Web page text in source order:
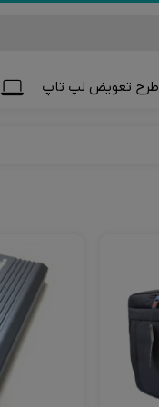
طرح تعویض لپ تاپ